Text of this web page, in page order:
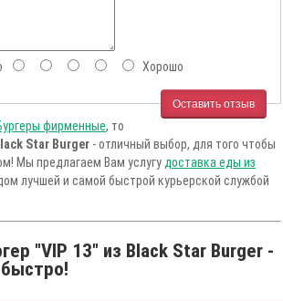
Хорошо
Оставить отзыв
фирменные, то
Star Burger - отличный выбор, для того чтобы
Мы предлагаем Вам услугу доставка еды из
лучшей и самой быстрой курьерской службой
"VIP 13" из Black Star Burger -